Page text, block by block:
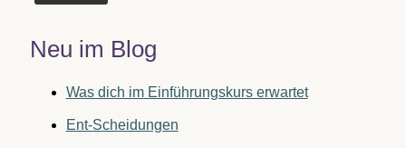
Neu im Blog
Was dich im Einführungskurs erwartet
Ent-Scheidungen